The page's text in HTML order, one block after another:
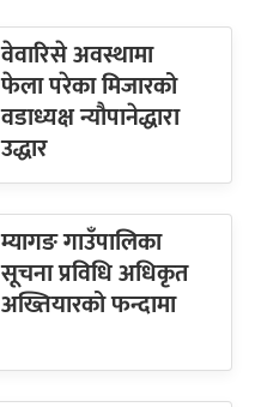
वेवारिसे अवस्थामा
फेला परेका मिजारको
वडाध्यक्ष न्यौपानेद्धारा
उद्धार
म्यागङ गाउँपालिका
सूचना प्रविधि अधिकृत
अख्तियारको फन्दामा